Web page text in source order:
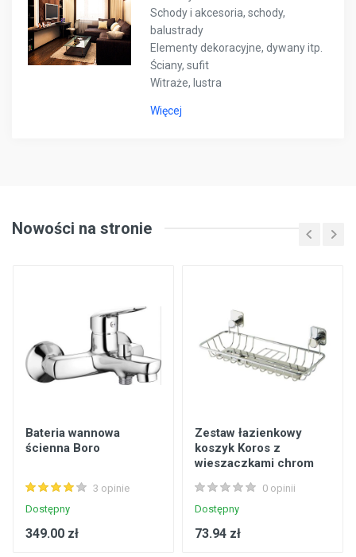
Schody i akcesoria, schody,
balustrady
Elementy dekoracyjne, dywany itp.
Ściany, sufit
Witraże, lustra
Więcej
Nowości na stronie
Bateria wannowa
ścienna Boro
3 opinie
Dostępny
349.00 zł
Zestaw łazienkowy
koszyk Koros z
wieszaczkami chrom
0 opinii
Dostępny
73.94 zł